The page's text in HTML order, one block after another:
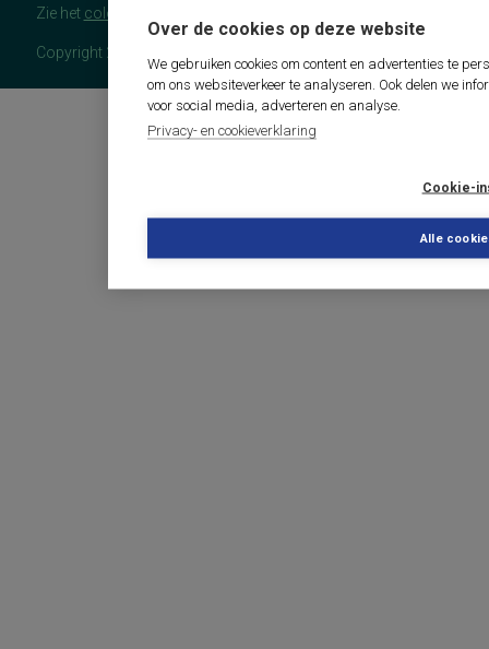
Over de cookies op deze website
We gebruiken cookies om content en advertenties te
om ons websiteverkeer te analyseren. Ook delen we
voor social media, adverteren en analyse.
Privacy- en cookieverklaring
Cookie-
Alle
Zie het colofon
Copyright 2026 - COTAN Documentatie